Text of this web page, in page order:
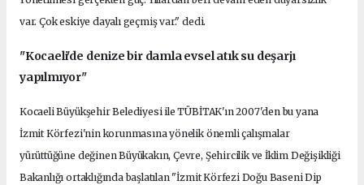
var. Çok eskiye dayalı geçmiş var." dedi.
"Kocaeli'de denize bir damla evsel atık su deşarjı
yapılmıyor"
Kocaeli Büyükşehir Belediyesi ile TÜBİTAK'ın 2007'den bu yana
İzmit Körfezi'nin korunmasına yönelik önemli çalışmalar
yürüttüğüne değinen Büyükakın, Çevre, Şehircilik ve İklim Değişikliği
Bakanlığı ortaklığında başlatılan "İzmit Körfezi Doğu Baseni Dip